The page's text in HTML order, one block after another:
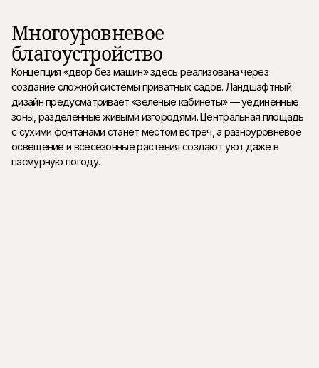
Многоуровневое
благоустройство
Концепция «двор без машин» здесь реализована через
создание сложной системы приватных садов. Ландшафтный
дизайн предусматривает «зеленые кабинеты» — уединенные
зоны, разделенные живыми изгородями. Центральная площадь
с сухими фонтанами станет местом встреч, а разноуровневое
освещение и всесезонные растения создают уют даже в
пасмурную погоду.